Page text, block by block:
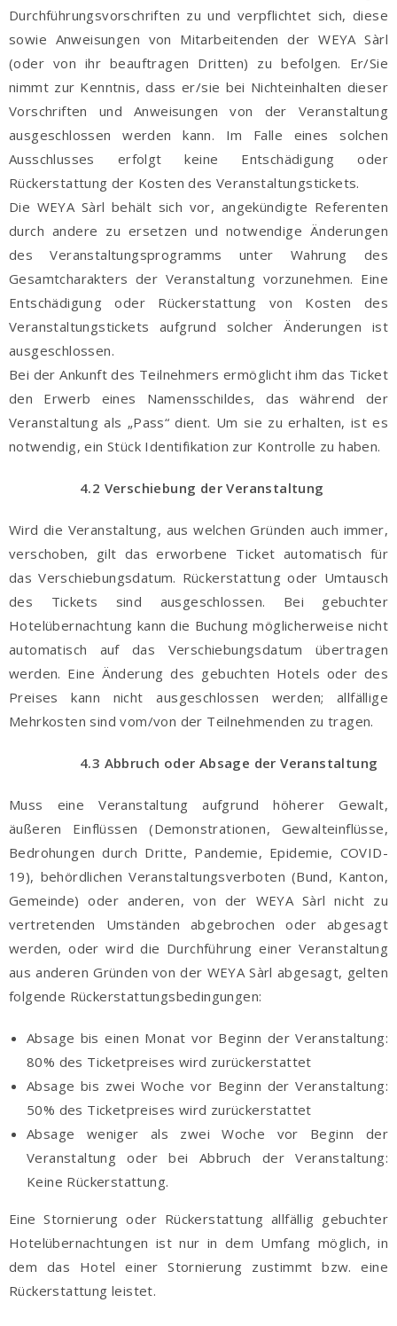
Durchführungsvorschriften zu und verpflichtet sich, diese
sowie Anweisungen von Mitarbeitenden der WEYA Sàrl
(oder von ihr beauftragen Dritten) zu befolgen. Er/Sie
nimmt zur Kenntnis, dass er/sie bei Nichteinhalten dieser
Vorschriften und Anweisungen von der Veranstaltung
ausgeschlossen werden kann. Im Falle eines solchen
Ausschlusses erfolgt keine Entschädigung oder
Rückerstattung der Kosten des Veranstaltungstickets.
Die WEYA Sàrl behält sich vor, angekündigte Referenten
durch andere zu ersetzen und notwendige Änderungen
des Veranstaltungsprogramms unter Wahrung des
Gesamtcharakters der Veranstaltung vorzunehmen. Eine
Entschädigung oder Rückerstattung von Kosten des
Veranstaltungstickets aufgrund solcher Änderungen ist
ausgeschlossen.
Bei der Ankunft des Teilnehmers ermöglicht ihm das Ticket
den Erwerb eines Namensschildes, das während der
Veranstaltung als „Pass“ dient. Um sie zu erhalten, ist es
notwendig, ein Stück Identifikation zur Kontrolle zu haben.
4.2 Verschiebung der Veranstaltung
Wird die Veranstaltung, aus welchen Gründen auch immer,
verschoben, gilt das erworbene Ticket automatisch für
das Verschiebungsdatum. Rückerstattung oder Umtausch
des Tickets sind ausgeschlossen. Bei gebuchter
Hotelübernachtung kann die Buchung möglicherweise nicht
automatisch auf das Verschiebungsdatum übertragen
werden. Eine Änderung des gebuchten Hotels oder des
Preises kann nicht ausgeschlossen werden; allfällige
Mehrkosten sind vom/von der Teilnehmenden zu tragen.
4.3 Abbruch oder Absage der Veranstaltung
Muss eine Veranstaltung aufgrund höherer Gewalt,
äußeren Einflüssen (Demonstrationen, Gewalteinflüsse,
Bedrohungen durch Dritte, Pandemie, Epidemie, COVID-
19), behördlichen Veranstaltungsverboten (Bund, Kanton,
Gemeinde) oder anderen, von der WEYA Sàrl nicht zu
vertretenden Umständen abgebrochen oder abgesagt
werden, oder wird die Durchführung einer Veranstaltung
aus anderen Gründen von der WEYA Sàrl abgesagt, gelten
folgende Rückerstattungsbedingungen:
Absage bis einen Monat vor Beginn der Veranstaltung:
80% des Ticketpreises wird zurückerstattet
Absage bis zwei Woche vor Beginn der Veranstaltung:
50% des Ticketpreises wird zurückerstattet
Absage weniger als zwei Woche vor Beginn der
Veranstaltung oder bei Abbruch der Veranstaltung:
Keine Rückerstattung.
Eine Stornierung oder Rückerstattung allfällig gebuchter
Hotelübernachtungen ist nur in dem Umfang möglich, in
dem das Hotel einer Stornierung zustimmt bzw. eine
Rückerstattung leistet.